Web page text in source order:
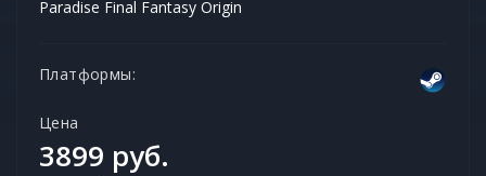
Paradise Final Fantasy Origin
Платформы:
Цена
3899 руб.